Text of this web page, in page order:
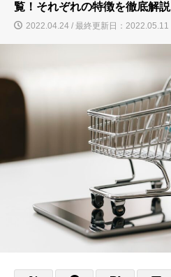
覧！それぞれの特徴を徹底解説
2022.04.24 / 最終更新日：2022.05.11